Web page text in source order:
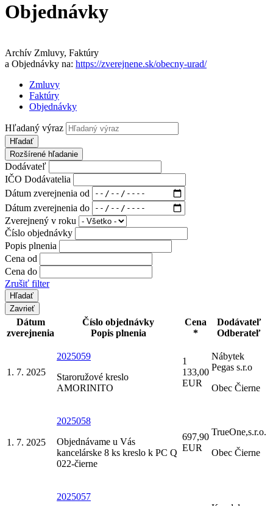
Objednávky
Archív Zmluvy, Faktúry
a Objednávky na: https://zverejnene.sk/obecny-urad/
Zmluvy
Faktúry
Objednávky
Hľadaný výraz
Hľadať
Rozšírené hľadanie
Dodávateľ
IČO Dodávatelia
Dátum zverejnenia od
Dátum zverejnenia do
Zverejnený v roku
Číslo objednávky
Popis plnenia
Cena od
Cena do
Zrušiť filter
Zavrieť
Dátum
zverejnenia
Číslo objednávky
Popis plnenia
Cena
*
Dodávateľ
Odberateľ
1. 7. 2025
2025059
Staroružové kreslo
AMORINITO
1
133,00
EUR
Nábytek
Pegas s.r.o
Obec Čierne
1. 7. 2025
2025058
Objednávame u Vás
kancelárske 8 ks kreslo k PC Q
022-čierne
697,90
EUR
TrueOne,s.r.o.
Obec Čierne
2025057